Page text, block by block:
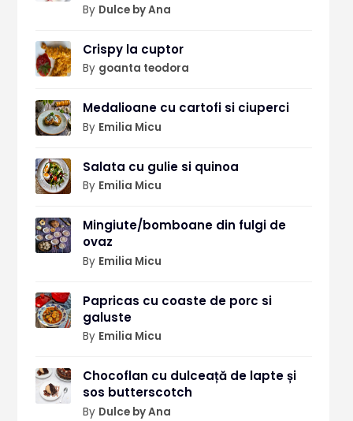
By Dulce by Ana
Crispy la cuptor
By goanta teodora
Medalioane cu cartofi si ciuperci
By Emilia Micu
Salata cu gulie si quinoa
By Emilia Micu
Mingiute/bomboane din fulgi de
ovaz
By Emilia Micu
Papricas cu coaste de porc si
galuste
By Emilia Micu
Chocoflan cu dulceață de lapte și
sos butterscotch
By Dulce by Ana